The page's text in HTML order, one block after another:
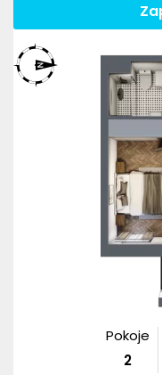
Pokoje
2